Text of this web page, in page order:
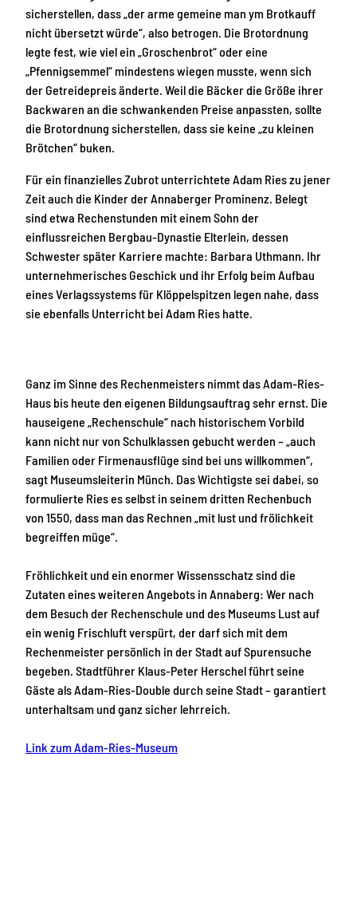
sicherstellen, dass „der arme gemeine man ym Brotkauff
nicht übersetzt würde“, also betrogen. Die Brotordnung
legte fest, wie viel ein „Groschenbrot“ oder eine
„Pfennigsemmel“ mindestens wiegen musste, wenn sich
der Getreidepreis änderte. Weil die Bäcker die Größe ihrer
Backwaren an die schwankenden Preise anpassten, sollte
die Brotordnung sicherstellen, dass sie keine „zu kleinen
Brötchen“ buken.
Für ein finanzielles Zubrot unterrichtete Adam Ries zu jener
Zeit auch die Kinder der Annaberger Prominenz. Belegt
sind etwa Rechenstunden mit einem Sohn der
einflussreichen Bergbau-Dynastie Elterlein, dessen
Schwester später Karriere machte: Barbara Uthmann. Ihr
unternehmerisches Geschick und ihr Erfolg beim Aufbau
eines Verlagssystems für Klöppelspitzen legen nahe, dass
sie ebenfalls Unterricht bei Adam Ries hatte.
Ganz im Sinne des Rechenmeisters nimmt das Adam-Ries-
Haus bis heute den eigenen Bildungsauftrag sehr ernst. Die
hauseigene „Rechenschule“ nach historischem Vorbild
kann nicht nur von Schulklassen gebucht werden – „auch
Familien oder Firmenausflüge sind bei uns willkommen“,
sagt Museumsleiterin Münch. Das Wichtigste sei dabei, so
formulierte Ries es selbst in seinem dritten Rechenbuch
von 1550, dass man das Rechnen „mit lust und frölichkeit
begreiffen müge“.
Fröhlichkeit und ein enormer Wissensschatz sind die
Zutaten eines weiteren Angebots in Annaberg: Wer nach
dem Besuch der Rechenschule und des Museums Lust auf
ein wenig Frischluft verspürt, der darf sich mit dem
Rechenmeister persönlich in der Stadt auf Spurensuche
begeben. Stadtführer Klaus-Peter Herschel führt seine
Gäste als Adam-Ries-Double durch seine Stadt – garantiert
unterhaltsam und ganz sicher lehrreich.
Link zum Adam-Ries-Museum